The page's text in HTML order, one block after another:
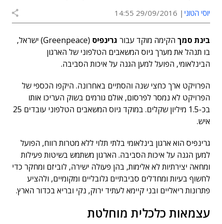
יוסי הטוני 29/09/2016 14:55
בינת סמך הקימה מוקד עבור גרינפיס
(Greenpeace) ישראל,
בו תנהל את מערך גיוס המשאבים הטלפוני של הארגון
הבינלאומי, הפועל למען הגנה על איכות הסביבה.
הפרויקט ארך כחצי שנה והסתיים באחרונה. היקפו הכספי של
הפרויקט לא נמסר לפרסום, אולם גורמים בשוק העריכו אותו
בכ-1.5 מיליון שקלים. במוקד גיוס המשאבים הטלפוני עובדים 25
איש.
גרינפיס הוא ארגון בינלאומי בלתי תלוי ללא מטרות רווח, הפועל
למען הגנה על איכות הסביבה. הארגון משתמש בשיטות פעילות
ומחאה יצירתיות לא אלימות, בהן פעולה ישירה, לוביזם ומחקר כדי
לחשוף בעיות ומחדלים סביבתיים גלובליים ומקומיים, ולהציע
פתרונות ריאליים ובני קיימא לעתיד ירוק, נקי ובריא בכדור הארץ.
עצמאות כלכלית מוחלטת